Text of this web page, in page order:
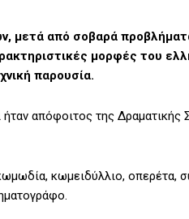
μετά από σοβαρά
μορφές του
παρουσία.
απόφοιτος της Δραματικής
κωμειδύλλιο, οπερέτα,